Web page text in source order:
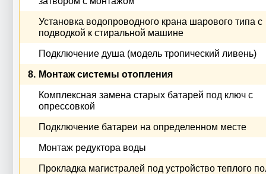
Установка водопроводного крана шарового типа с
подводкой к стиральной машине
Подключение душа (модель тропический ливень)
8. Монтаж системы отопления
Комплексная замена старых батарей под ключ с
опрессовкой
Подключение батареи на определенном месте
Монтаж редуктора воды
Прокладка магистралей под устройство теплого